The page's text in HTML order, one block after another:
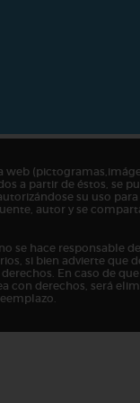
web
a partir de éstos, se
su uso
autor y se
se hace responsable
si bien advierte que
En caso de
con derechos, será